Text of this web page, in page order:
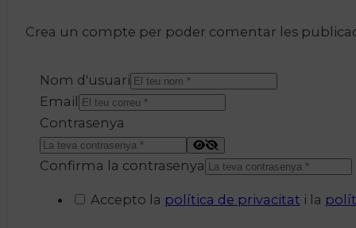
Crea un compte per poder comentar les
Nom d'usuari
Email
Contrasenya
Confirma la contrasenya
Accepto la política de privacitat i la